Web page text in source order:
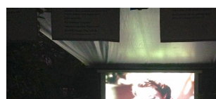
PARTNERS
ANGEBOTE